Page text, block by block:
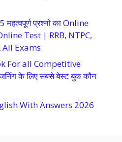
महत्वपूर्ण प्रश्नो का Online
Test | RRB, NTPC,
All Exams
For all Competitive
के लिए सबसे बेस्ट बुक कौन
With Answers 2026